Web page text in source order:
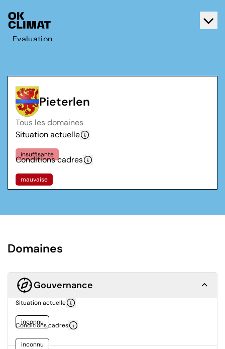
Evaluation
Contact
Français
Deutsch
Pieterlen
Tous les domaines
Situation actuelle
insuffisante
Conditions cadres
mauvaise
Domaines
Gouvernance
Situation actuelle
inconnu
Conditions cadres
inconnu